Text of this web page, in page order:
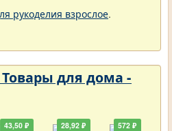
рукоделия взрослое.
Товары для дома -
43,50 ₽ 28,92 ₽ 572 ₽